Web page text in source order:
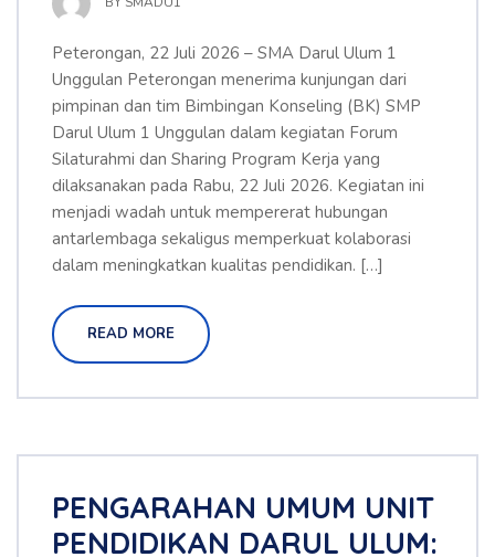
Peterongan, 22 Juli 2026 – SMA Darul Ulum 1
Unggulan Peterongan menerima kunjungan dari
pimpinan dan tim Bimbingan Konseling (BK) SMP
Darul Ulum 1 Unggulan dalam kegiatan Forum
Silaturahmi dan Sharing Program Kerja yang
dilaksanakan pada Rabu, 22 Juli 2026. Kegiatan ini
menjadi wadah untuk mempererat hubungan
antarlembaga sekaligus memperkuat kolaborasi
dalam meningkatkan kualitas pendidikan. […]
READ MORE
PENGARAHAN UMUM UNIT
PENDIDIKAN DARUL ULUM: